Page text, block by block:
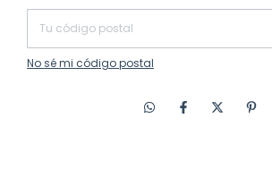
No sé mi código postal